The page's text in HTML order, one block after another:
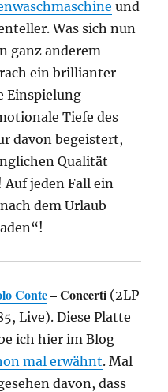
und
Was sich nun
ganz anderem
ein brillianter
Einspielung
Tiefe des
davon begeistert,
Qualität
jeden Fall ein
dem Urlaub
Conte– Concerti (2LP
Live). Diese Platte
ich hier im Blog
mal erwähnt. Mal
davon, dass